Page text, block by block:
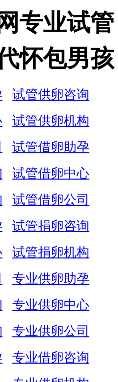
专业试管
怀包男孩
试管供卵咨询
试管供卵机构
试管借卵助孕
试管借卵中心
试管借卵公司
试管捐卵咨询
试管捐卵机构
专业供卵助孕
专业供卵中心
专业供卵公司
专业借卵咨询